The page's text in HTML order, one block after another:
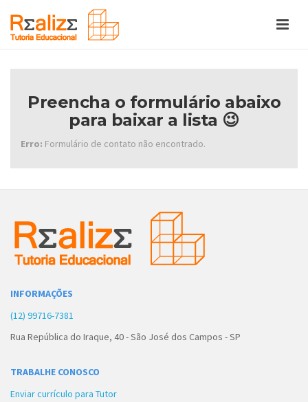
Preencha o formulário abaixo
para baixar a lista 😉
Erro: Formulário de contato não encontrado.
INFORMAÇÕES
(12) 99716-7381
Rua República do Iraque, 40 - São José dos Campos - SP
TRABALHE CONOSCO
Enviar currículo para Tutor